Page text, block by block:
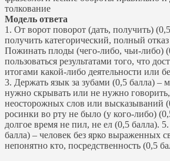
толкование
Модель ответа
1. От ворот поворот (дать, получить)
получить категорический, полный
Пожинать плоды (чего-либо, чьи-либо)
пользоваться результатами того, что
итогами какой-либо деятельности или
3. Держать язык за зубами (0,5 балла) –
нужно скрывать или не нужно
неосторожных слов или высказываний
росинки во рту не было (у кого-либо)
долгое время не пил, не ел (0,5 балла).
балла) – человек без ярко выраженных
непонятно кто, посредственность (0,5